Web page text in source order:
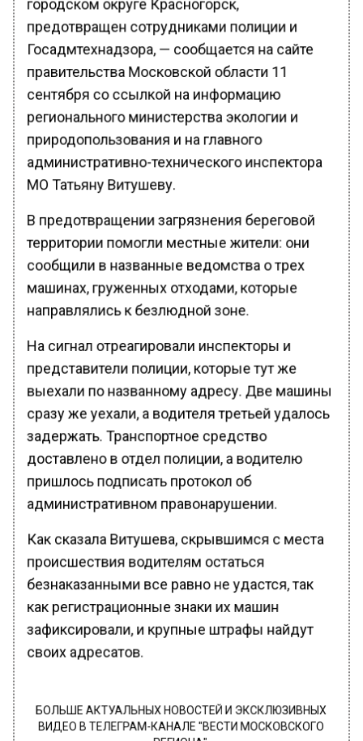
предотвращен сотрудниками полиции и
Госадмтехнадзора, — сообщается на сайте
правительства Московской области 11
сентября со ссылкой на информацию
регионального министерства экологии и
природопользования и на главного
административно-технического инспектора
МО Татьяну Витушеву.
В предотвращении загрязнения береговой
территории помогли местные жители: они
сообщили в названные ведомства о трех
машинах, груженных отходами, которые
направлялись к безлюдной зоне.
На сигнал отреагировали инспекторы и
представители полиции, которые тут же
выехали по названному адресу. Две машины
сразу же уехали, а водителя третьей удалось
задержать. Транспортное средство
доставлено в отдел полиции, а водителю
пришлось подписать протокол об
административном правонарушении.
Как сказала Витушева, скрывшимся с места
происшествия водителям остаться
безнаказанными все равно не удастся, так
как регистрационные знаки их машин
зафиксировали, и крупные штрафы найдут
своих адресатов.
БОЛЬШЕ АКТУАЛЬНЫХ НОВОСТЕЙ И ЭКСКЛЮЗИВНЫХ
ВИДЕО В ТЕЛЕГРАМ-КАНАЛЕ "ВЕСТИ МОСКОВСКОГО